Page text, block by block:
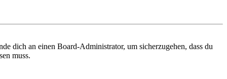
dich an einen Board-Administrator, um sicherzugehen, dass du
muss.